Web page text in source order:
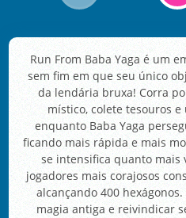
Run From Baba Yaga é um
sem fim em que seu único
da lendária bruxa! Corra
místico, colete tesouros
enquanto Baba Yaga
ficando mais rápida e mais
se intensifica quanto mais
jogadores mais corajosos
alcançando 400
magia antiga e reivindicar